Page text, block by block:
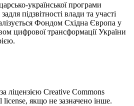
української програми
підзвітності влади та участі
Фондом Східна Європа у
цифрової трансформації України
ліцензією Creative Commons
якщо не зазначено інше.